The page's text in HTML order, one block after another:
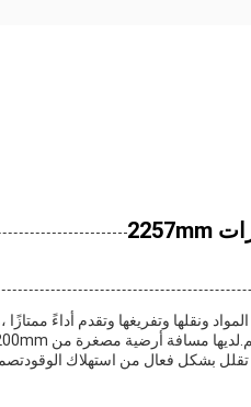
وتفريغها وتقدم أداءً ممتازًا
فعال من استهلاك الوقودتصميمها